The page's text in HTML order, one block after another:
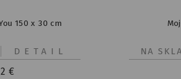
150 x 30 cm
€
DETAIL NA